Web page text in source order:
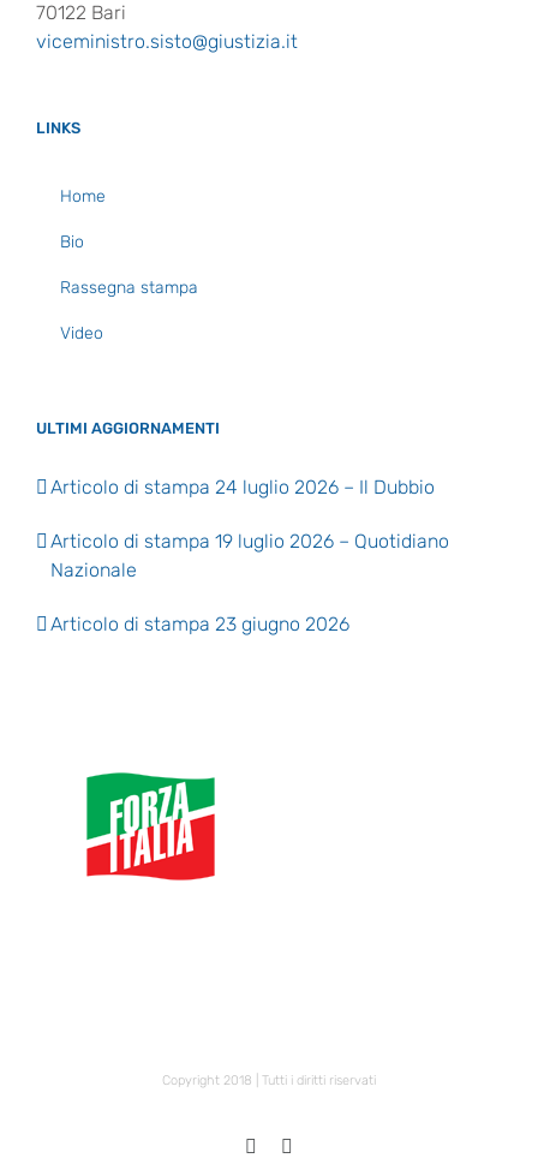
70122 Bari
viceministro.sisto@giustizia.it
LINKS
Home
Bio
Rassegna stampa
Video
ULTIMI AGGIORNAMENTI
Articolo di stampa 24 luglio 2026 – Il Dubbio
Articolo di stampa 19 luglio 2026 – Quotidiano
Nazionale
Articolo di stampa 23 giugno 2026
Copyright 2018 | Tutti i diritti riservati